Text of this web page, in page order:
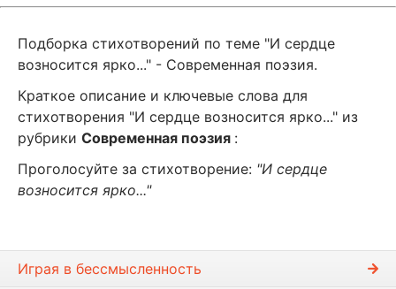
Подборка стихотворений по теме "И сердце
возносится ярко..." - Современная поэзия.
Краткое описание и ключевые слова для
стихотворения "И сердце возносится ярко..." из
рубрики Современная поэзия :
Проголосуйте за стихотворение: "И сердце
возносится ярко..."
Играя в бессмысленность